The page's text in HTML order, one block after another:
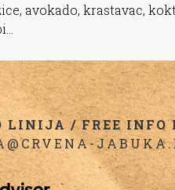
avokado, krastavac,
LINIJA / FREE INFO